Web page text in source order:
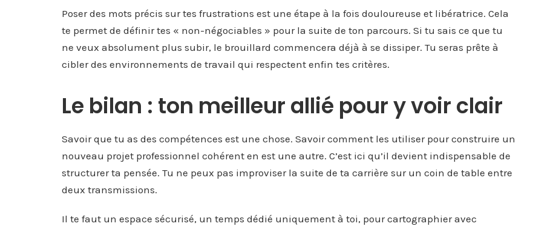
Poser des mots précis sur tes frustrations est une étape à la fois douloureuse et libératrice. Cela
te permet de définir tes « non-négociables » pour la suite de ton parcours. Si tu sais ce que tu
ne veux absolument plus subir, le brouillard commencera déjà à se dissiper. Tu seras prête à
cibler des environnements de travail qui respectent enfin tes critères.
Le bilan : ton meilleur allié pour y voir clair
Savoir que tu as des compétences est une chose. Savoir comment les utiliser pour construire un
nouveau projet professionnel cohérent en est une autre. C’est ici qu’il devient indispensable de
structurer ta pensée. Tu ne peux pas improviser la suite de ta carrière sur un coin de table entre
deux transmissions.
Il te faut un espace sécurisé, un temps dédié uniquement à toi, pour cartographier avec